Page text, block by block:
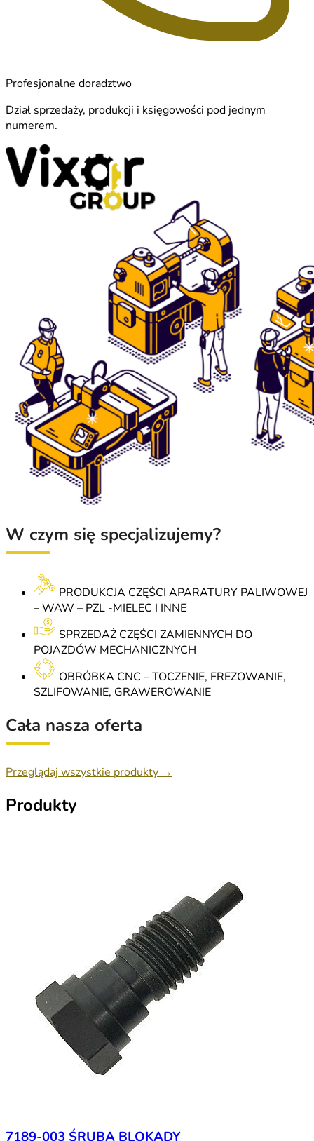
Profesjonalne doradztwo
Dział sprzedaży, produkcji i księgowości pod jednym
numerem.
W czym się specjalizujemy?
PRODUKCJA CZĘŚCI APARATURY PALIWOWEJ
– WAW – PZL -MIELEC I INNE
SPRZEDAŻ CZĘŚCI ZAMIENNYCH DO
POJAZDÓW MECHANICZNYCH
OBRÓBKA CNC – TOCZENIE, FREZOWANIE,
SZLIFOWANIE, GRAWEROWANIE
Cała nasza oferta
Przeglądaj wszystkie produkty →
Produkty
7189-003 ŚRUBA BLOKADY